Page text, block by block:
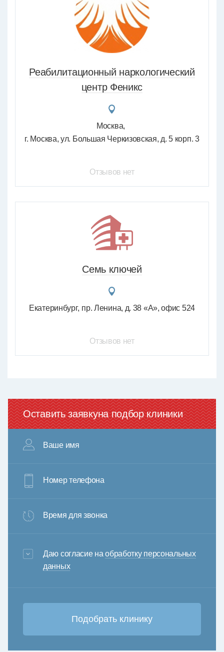
Реабилитационный наркологический
центр Феникс
Москва
г. Москва, ул. Большая Черкизовская, д. 5 корп. 3
Отзывов нет
Семь ключей
Екатеринбург пр. Ленина, д. 38 «А», офис 524
Отзывов нет
Оставить заявкуна подбор клиники
Ваше имя
Номер телефона
Время для звонка
3+6=
Даю согласие наобработку персональных
данных